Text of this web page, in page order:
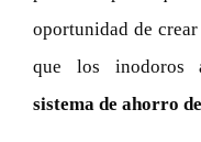
oportunidad de
que los inodoros
sistema de ahorro